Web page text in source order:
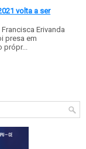
volta a ser
Erivanda
presa em
própr...